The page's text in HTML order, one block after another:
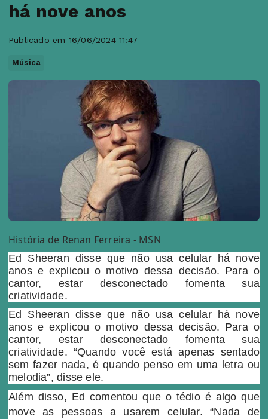
há nove anos
Publicado em 16/06/2024 11:47
Música
História de Renan Ferreira - MSN
Ed Sheeran disse que não usa celular há nove
anos e explicou o motivo dessa decisão. Para o
cantor, estar desconectado fomenta sua
criatividade.
Ed Sheeran disse que não usa celular há nove
anos e explicou o motivo dessa decisão. Para o
cantor, estar desconectado fomenta sua
criatividade. “Quando você está apenas sentado
sem fazer nada, é quando penso em uma letra ou
melodia”, disse ele.
Além disso, Ed comentou que o tédio é algo que
move as pessoas a usarem celular. “Nada de